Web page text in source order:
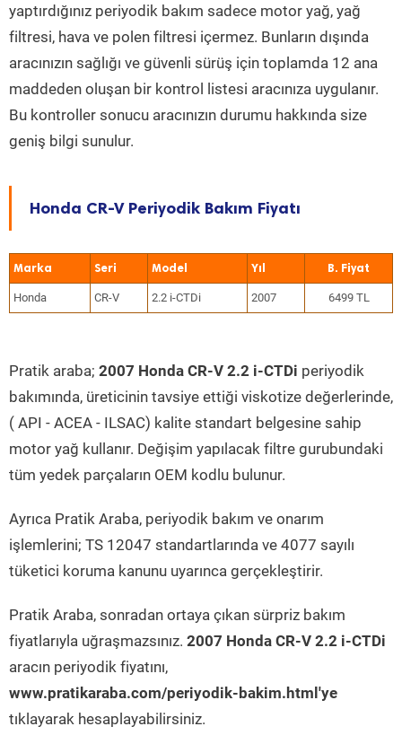
yaptırdığınız periyodik bakım sadece motor yağ, yağ
filtresi, hava ve polen filtresi içermez. Bunların dışında
aracınızın sağlığı ve güvenli sürüş için toplamda 12 ana
maddeden oluşan bir kontrol listesi aracınıza uygulanır.
Bu kontroller sonucu aracınızın durumu hakkında size
geniş bilgi sunulur.
Honda CR-V Periyodik Bakım Fiyatı
Marka Seri Model Yıl
Honda CR-V 2.2 i-CTDi 2007 6499 TL
Pratik araba; 2007 Honda CR-V 2.2 i-CTDi periyodik
bakımında, üreticinin tavsiye ettiği viskotize değerlerinde,
( API - ACEA - ILSAC) kalite standart belgesine sahip
motor yağ kullanır. Değişim yapılacak filtre gurubundaki
tüm yedek parçaların OEM kodlu bulunur.
Ayrıca Pratik Araba, periyodik bakım ve onarım
işlemlerini; TS 12047 standartlarında ve 4077 sayılı
tüketici koruma kanunu uyarınca gerçekleştirir.
Pratik Araba, sonradan ortaya çıkan sürpriz bakım
fiyatlarıyla uğraşmazsınız. 2007 Honda CR-V 2.2 i-CTDi
aracın periyodik fiyatını,
www.pratikaraba.com/periyodik-bakim.html'ye
tıklayarak hesaplayabilirsiniz.